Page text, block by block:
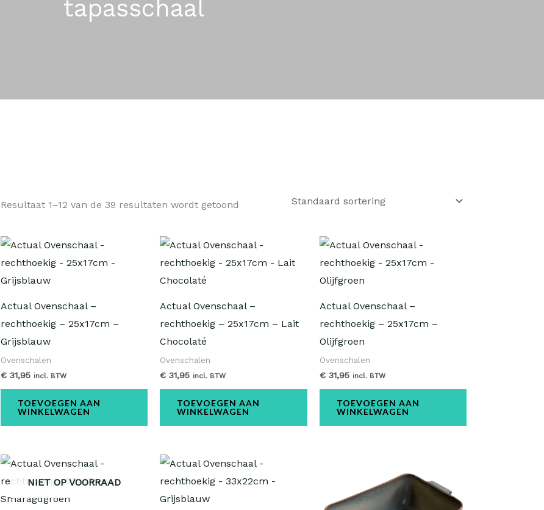
tapasschaal
Resultaat 1–12 van de 39 resultaten wordt getoond
Actual Ovenschaal –
rechthoekig – 25x17cm –
Grijsblauw
Ovenschalen
€31,95 incl. BTW
TOEVOEGEN AAN
WINKELWAGEN
Actual Ovenschaal –
rechthoekig – 25x17cm – Lait
Chocolaté
Ovenschalen
€ 31,95 incl. BTW
TOEVOEGEN AAN
WINKELWAGEN
Actual Ovenschaal –
rechthoekig – 25x17cm –
Olijfgroen
Ovenschalen
€31,95 incl. BTW
TOEVOEGEN AAN
WINKELWAGEN
NIET OP VOORRAAD